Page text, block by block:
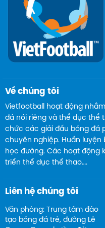
Về chúng tôi
Vietfootball hoạt động
đá nói riêng và thể dục thể
chức các giải đấu bóng đá
chuyên nghiệp. Huấn
học đường. Các hoạt động
triển thể dục thể thao….
Liên hệ chúng tôi
Văn phòng: Trung tâm đào
tạo bóng đá trẻ, đường Lê